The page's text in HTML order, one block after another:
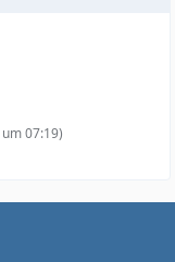
um 07:19)